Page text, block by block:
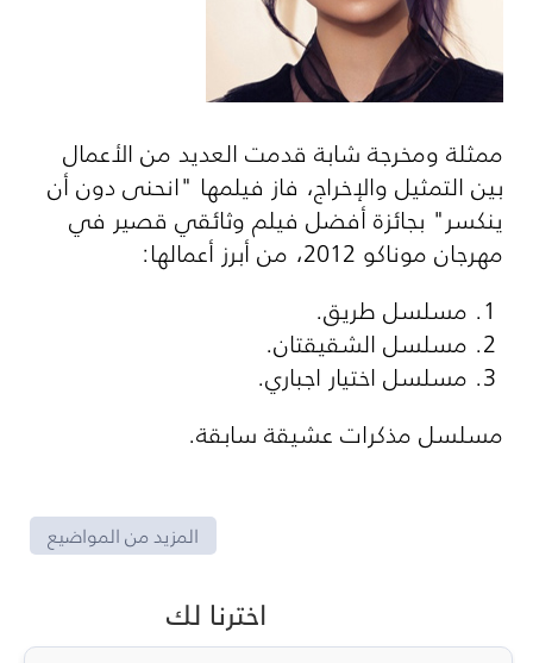
ممثلة ومخرجة شابة قدمت العديد من الأعمال
بين التمثيل والإخراج، فاز فيلمها "انحنى دون أن
ينكسر" بجائزة أفضل فيلم وثائقي قصير في
مهرجان موناكو 2012، من أبرز أعمالها:
مسلسل طريق.
مسلسل الشقيقتان.
مسلسل اختيار اجباري.
مسلسل مذكرات عشيقة سابقة.
المزيد من المواضيع
اخترنا لك